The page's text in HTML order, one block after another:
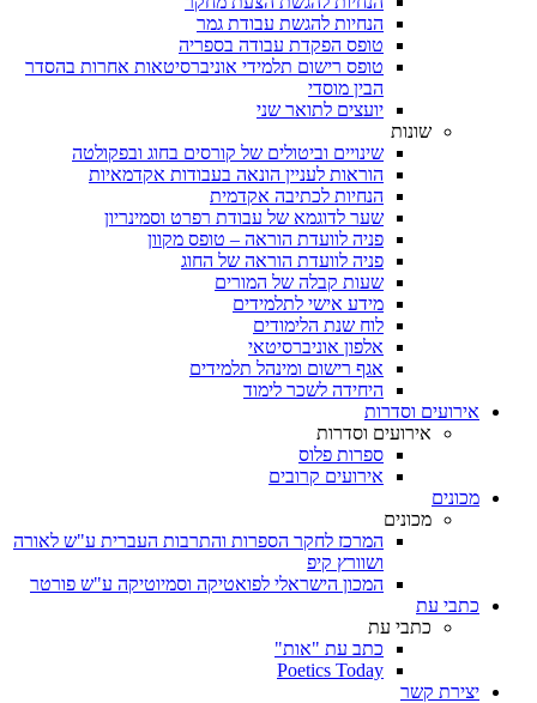
הנחיות להגשת עבודת גמר
טופס הפקדת עבודה בספריה
טופס רישום תלמידי אוניברסיטאות אחרות בהסדר
הבין מוסדי
יועצים לתואר שני
שונות
שינויים וביטולים של קורסים בחוג ובפקולטה
הוראות לעניין הונאה בעבודות אקדמאיות
הנחיות לכתיבה אקדמית
שער לדוגמא של עבודת רפרט וסמינריון
פניה לוועדת הוראה – טופס מקוון
פניה לוועדת הוראה של החוג
שעות קבלה של המורים
מידע אישי לתלמידים
לוח שנת הלימודים
אלפון אוניברסיטאי
אגף רישום ומינהל תלמידים
היחידה לשכר לימוד
אירועים וסדרות
אירועים וסדרות
ספרות פלוס
אירועים קרובים
מכונים
מכונים
המרכז לחקר הספרות והתרבות העברית ע"ש לאורה
ושוורץ קיפ
המכון הישראלי לפואטיקה וסמיוטיקה ע"ש פורטר
כתבי עת
כתבי עת
כתב עת "אות"
Poetics Today
יצירת קשר